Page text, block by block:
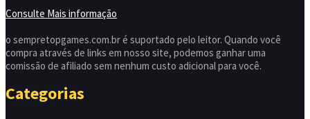
Consulte Mais informação
o sempretopgames.com.br é suportado pelo leitor. Quando você
compra através de links em nosso site, podemos ganhar uma
comissão de afiliado sem nenhum custo adicional para você.
Categorias